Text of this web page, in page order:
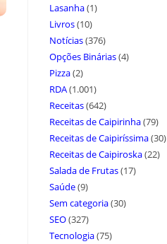
Lasanha(1)
Livros(10)
Notícias(376)
Opções Binárias(4)
Pizza(2)
RDA(1.001)
Receitas(642)
Receitas de Caipirinha(79)
Receitas de Caipiríssima(30)
Receitas de Caipiroska(22)
Salada de Frutas(17)
Saúde(9)
Sem categoria(30)
SEO(327)
Tecnologia(75)